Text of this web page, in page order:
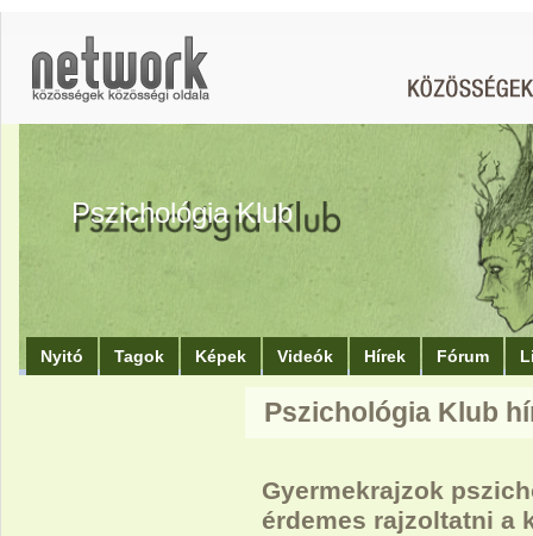
Pszichológia Klub
Nyitó Tagok Képek Videók Hírek Fórum
Pszichológia Klub
Gyermekrajzok
érdemes rajzoltatni a